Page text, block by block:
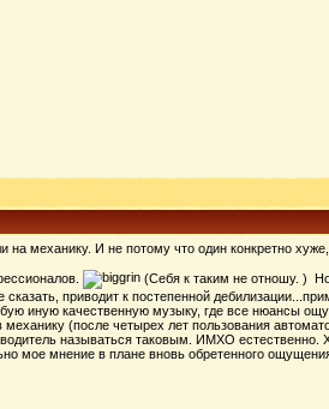
механику. И не потому что один конкретно
(Себя к таким не отношу. ) Но
приводит к постепенной
иную качественную музыку, где все нюансы
(после четырех лет пользования
называться таковым. ИМХО
мое мнение в плане вновь обретенного